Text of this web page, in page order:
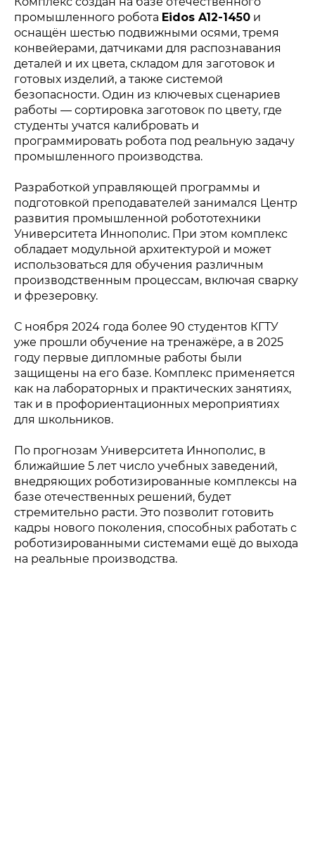
промышленного робота Eidos A12-1450 и
оснащён шестью подвижными осями, тремя
конвейерами, датчиками для распознавания
деталей и их цвета, складом для заготовок и
готовых изделий, а также системой
безопасности. Один из ключевых сценариев
работы — сортировка заготовок по цвету, где
студенты учатся калибровать и
программировать робота под реальную задачу
промышленного производства.
Разработкой управляющей программы и
подготовкой преподавателей занимался Центр
развития промышленной робототехники
Университета Иннополис. При этом комплекс
обладает модульной архитектурой и может
использоваться для обучения различным
производственным процессам, включая сварку
и фрезеровку.
С ноября 2024 года более 90 студентов КГТУ
уже прошли обучение на тренажёре, а в 2025
году первые дипломные работы были
защищены на его базе. Комплекс применяется
как на лабораторных и практических занятиях,
так и в профориентационных мероприятиях
для школьников.
По прогнозам Университета Иннополис, в
ближайшие 5 лет число учебных заведений,
внедряющих роботизированные комплексы на
базе отечественных решений, будет
стремительно расти. Это позволит готовить
кадры нового поколения, способных работать с
роботизированными системами ещё до выхода
на реальные производства.
© 2015-2026 НАУРР. Все права защищены. При использовании
материалов ссылка на ROBOTUNION.RU — обязательна
Политика конфиденциальности
© 2015-2026 НАУРР. Все права защищены.
При использовании материалов ссылка на ROBOTUNION.RU —